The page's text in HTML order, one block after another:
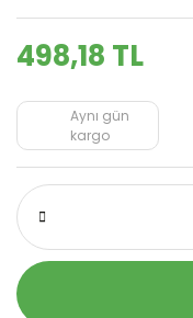
498,18 TL
Aynı gün
kargo